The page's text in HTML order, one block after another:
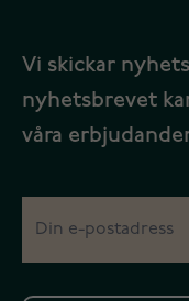
Vi skickar
nyhetsbrevet
våra